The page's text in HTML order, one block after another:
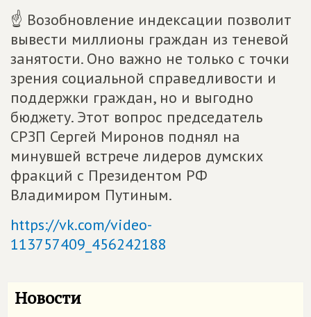
☝ Возобновление индексации позволит
вывести миллионы граждан из теневой
занятости. Оно важно не только с точки
зрения социальной справедливости и
поддержки граждан, но и выгодно
бюджету. Этот вопрос председатель
СРЗП Сергей Миронов поднял на
минувшей встрече лидеров думских
фракций с Президентом РФ
Владимиром Путиным.
https://vk.com/video-
113757409_456242188
Новости